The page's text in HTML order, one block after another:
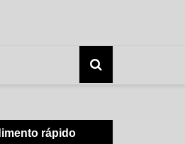
rápido